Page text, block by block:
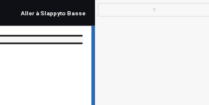
Aller à Slappyto Basse
▼